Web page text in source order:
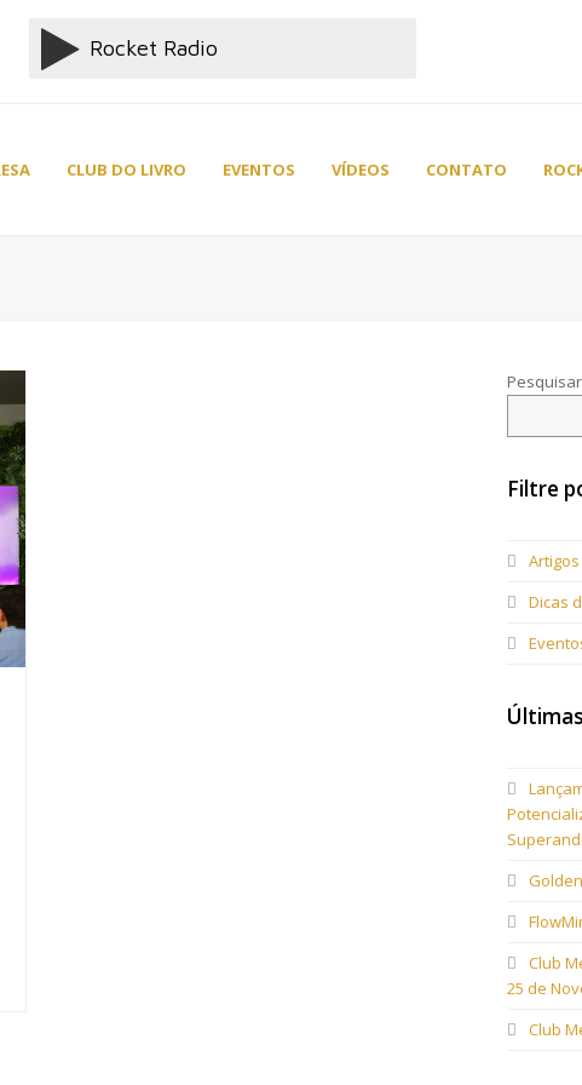
CLUB DO LIVRO EVENTOS VÍDEOS CONTATO
Pesquisar
Filtre
Artigos
Dicas
Club
25 de
Club